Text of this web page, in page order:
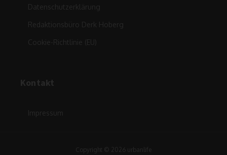
Datenschutzerklärung
Redaktionsbüro Derk Hoberg
Cookie-Richtlinie (EU)
Kontakt
Impressum
Copyright © 2026 urbanlife